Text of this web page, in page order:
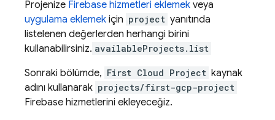
Projenize Firebase hizmetleri eklemek veya
uygulama eklemek için project yanıtında
listelenen değerlerden herhangi birini
kullanabilirsiniz. availableProjects.list
Sonraki bölümde, First Cloud Project kaynak
adını kullanarak projects/first-gcp-project
Firebase hizmetlerini ekleyeceğiz.